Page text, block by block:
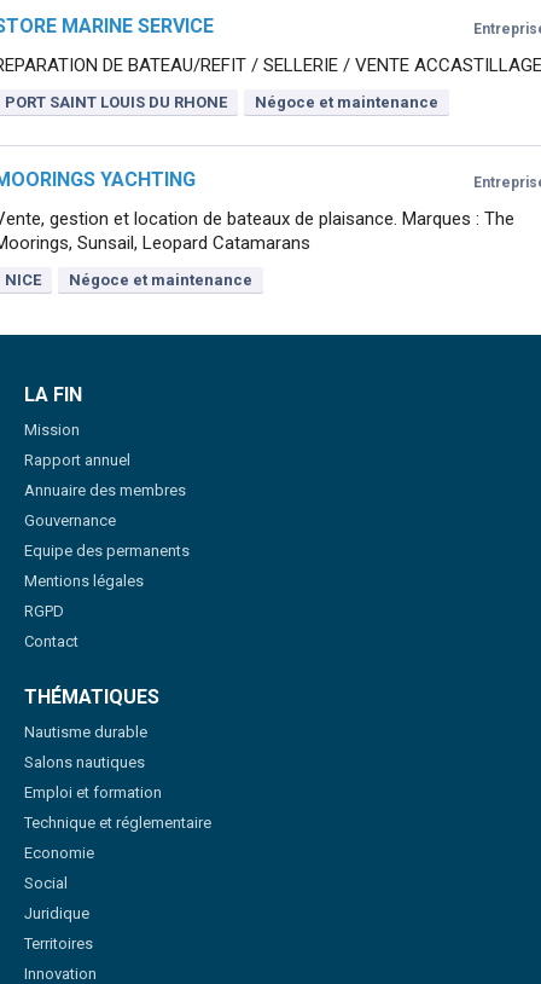
MARINE SERVICE
DE BATEAU/REFIT / SELLERIE / VENTE ACCASTILLAGE
PORT SAINT LOUIS DU RHONE Négoce et maintenance
YACHTING
gestion et location de bateaux de plaisance. Marques : The
Sunsail, Leopard Catamarans
NICE Négoce et maintenance
LA FIN
Mission
Rapport annuel
Annuaire des membres
Gouvernance
Equipe des permanents
Mentions légales
RGPD
Contact
THÉMATIQUES
Nautisme durable
Salons nautiques
Emploi et formation
Technique et réglementaire
Economie
Social
Juridique
Territoires
Innovation